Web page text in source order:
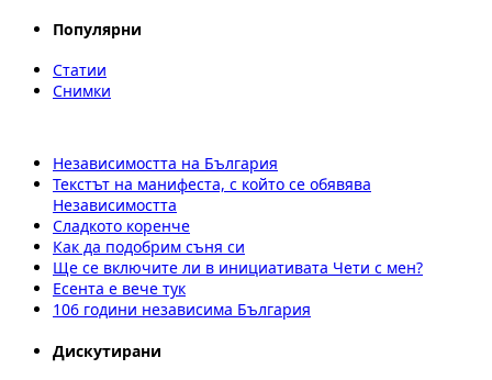
Популярни
Статии
Снимки
Независимостта на България
Текстът на манифеста, с който се обявява
Независимостта
Сладкото коренче
Как да подобрим съня си
Ще се включите ли в инициативата Чети с мен?
Есента е вече тук
106 години независима България
Дискутирани